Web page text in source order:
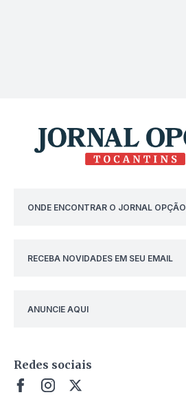
ONDE ENCONTRAR O JORNAL OPÇÃO
RECEBA NOVIDADES EM SEU EMAIL
ANUNCIE AQUI
Redes sociais